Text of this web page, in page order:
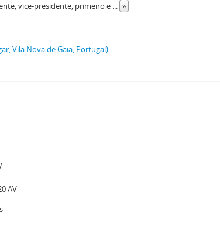
vice-presidente, primeiro e ... »
Vila Nova de Gaia, Portugal)
AV